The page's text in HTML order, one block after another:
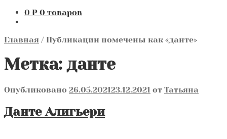
0 ₽ 0 товаров
Главная / Публикации помечены как «данте»
Метка:данте
Опубликовано 26.05.202123.12.2021 от Татьяна
Данте Алигьери